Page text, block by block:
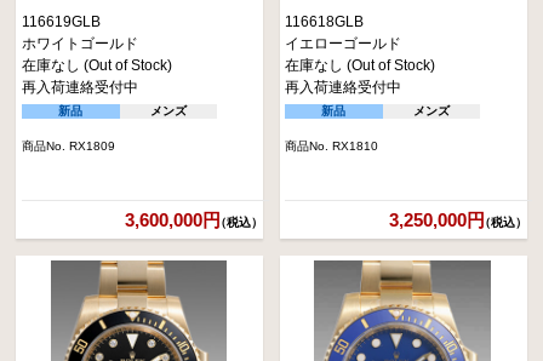
116619GLB
ホワイトゴールド
在庫なし (Out of Stock)
再入荷連絡受付中
新品 メンズ
商品No. RX1809
3,600,000円（税込）
116618GLB
イエローゴールド
在庫なし (Out of Stock)
再入荷連絡受付中
新品 メンズ
商品No. RX1810
3,250,000円（税込）